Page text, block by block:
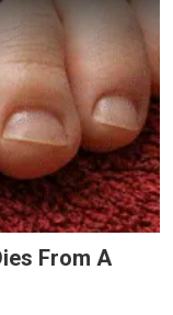
From A